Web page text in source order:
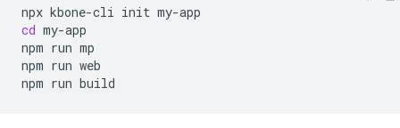
npx kbone-cli init
cd my-app
npm run mp
npm run web
npm run